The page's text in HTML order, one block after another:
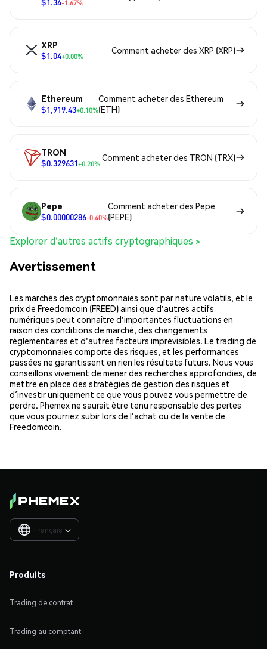
-1.67%
XRP
$1.04+0.00%
Comment acheter des XRP (XRP)
Ethereum
$1,919.43+0.10%
Comment acheter des Ethereum
(ETH)
TRON
$0.329631+0.20%
Comment acheter des TRON (TRX)
Pepe
$0.00000286-0.40%
Comment acheter des Pepe
(PEPE)
Explorer d'autres actifs cryptographiques >
Avertissement
Les marchés des cryptomonnaies sont par nature volatils, et le
prix de Freedomcoin (FREED) ainsi que d'autres actifs
numériques peut connaître d'importantes fluctuations en
raison des conditions de marché, des changements
réglementaires et d'autres facteurs imprévisibles. Le trading de
cryptomonnaies comporte des risques, et les performances
passées ne garantissent en rien les résultats futurs. Nous vous
conseillons vivement de mener des recherches approfondies, de
mettre en place des stratégies de gestion des risques et
d’investir uniquement ce que vous pouvez vous permettre de
perdre. Phemex ne saurait être tenu responsable des pertes
que vous pourriez subir lors de l'achat ou de la vente de
Freedomcoin.
Français 
Produits
Trading de contrat
Trading au comptant